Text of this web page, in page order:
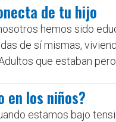
de tu hijo
hemos sido
de sí mismas,
que estaban pero
en los niños?
estamos bajo